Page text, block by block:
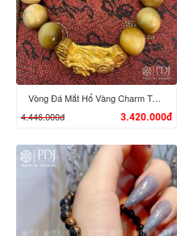
XEM CHI TIẾT
Vòng Đá Mắt Hổ Vàng Charm Tỳ Hưu Cưỡi Gậy Như Ý Vàng 24K
4.446.000đ
3.420.000đ